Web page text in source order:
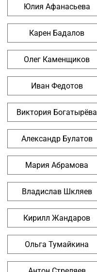
Юлия Афанасьева
Карен Бадалов
Олег Каменщиков
Иван Федотов
Виктория Богатырёва
Александр Булатов
Мария Абрамова
Владислав Шкляев
Кирилл Жандаров
Ольга Тумайкина